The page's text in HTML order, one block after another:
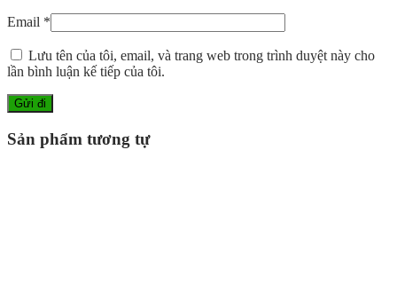
Email *
Lưu tên của tôi, email, và trang web trong trình duyệt này cho
lần bình luận kế tiếp của tôi.
Sản phẩm tương tự